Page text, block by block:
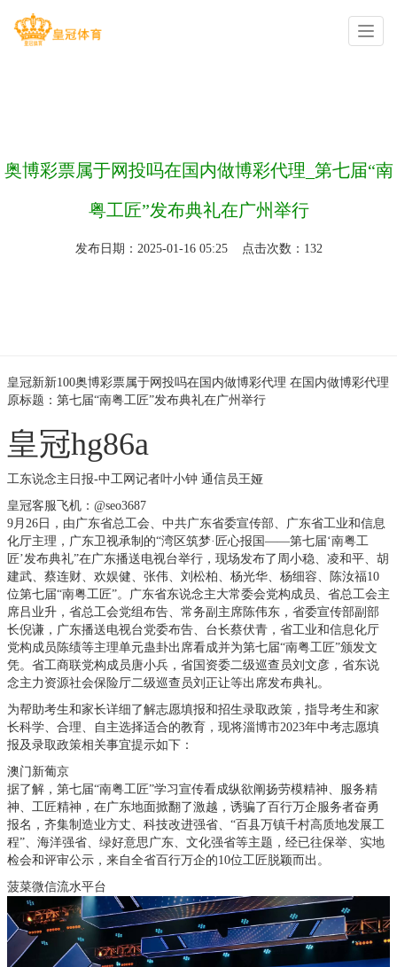
奥博彩票属于网投吗在国内做博彩代理_第七届“南
粤工匠”发布典礼在广州举行
发布日期：2025-01-16 05:25 点击次数：132
皇冠新新100奥博彩票属于网投吗在国内做博彩代理 在国内做博彩代理
原标题：第七届“南粤工匠”发布典礼在广州举行
皇冠hg86a
工东说念主日报-中工网记者叶小钟 通信员王娅
皇冠客服飞机：@seo3687
9月26日，由广东省总工会、中共广东省委宣传部、广东省工业和信息
化厅主理，广东卫视承制的“湾区筑梦·匠心报国——第七届‘南粤工
匠’发布典礼”在广东播送电视台举行，现场发布了周小稳、凌和平、胡
建武、蔡连财、欢娱健、张伟、刘松柏、杨光华、杨细容、陈汝福10
位第七届“南粤工匠”。广东省东说念主大常委会党构成员、省总工会主
席吕业升，省总工会党组布告、常务副主席陈伟东，省委宣传部副部
长倪谦，广东播送电视台党委布告、台长蔡伏青，省工业和信息化厅
党构成员陈绩等主理单元蛊卦出席看成并为第七届“南粤工匠”颁发文
凭。省工商联党构成员唐小兵，省国资委二级巡查员刘文彦，省东说
念主力资源社会保险厅二级巡查员刘正让等出席发布典礼。
为帮助考生和家长详细了解志愿填报和招生录取政策，指导考生和家
长科学、合理、自主选择适合的教育，现将淄博市2023年中考志愿填
报及录取政策相关事宜提示如下：
澳门新葡京
据了解，第七届“南粤工匠”学习宣传看成纵欲阐扬劳模精神、服务精
神、工匠精神，在广东地面掀翻了激越，诱骗了百行万企服务者奋勇
报名，齐集制造业方丈、科技改进强省、“百县万镇千村高质地发展工
程”、海洋强省、绿好意思广东、文化强省等主题，经已往保举、实地
检会和评审公示，来自全省百行万企的10位工匠脱颖而出。
菠菜微信流水平台